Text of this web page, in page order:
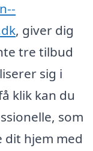
, giver dig
tre tilbud
sig i
klik kan du
som
hjem med